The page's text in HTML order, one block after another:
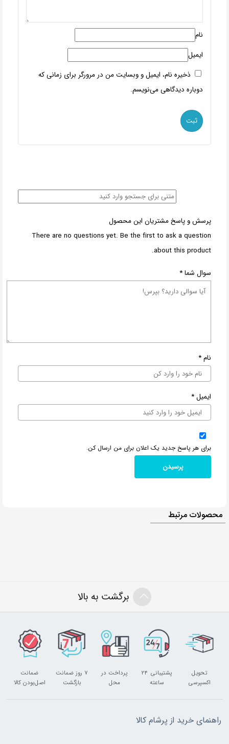
نام
ایمیل
ذخیره نام، ایمیل و وبسایت من در مرورگر برای زمانی که
دوباره دیدگاهی می‌نویسم.
پرسش و پاسخ مشتریان این محصول
There are no questions yet. Be the first to ask a question
about this product.
سوال شما*
نام*
ایمیل*
برای هر پاسخ جدید یک اعلان برای من ارسال کن.
محصولات مرتبط
برگشت به بالا
تحویل
اکسپرسی
پشتیبانی ۲۴
ساعته
پرداخت در
محل
۷ روز ضمانت
بازگشت
ضمانت
اصل‌بودن کالا
راهنمای خرید از پرشام کالا